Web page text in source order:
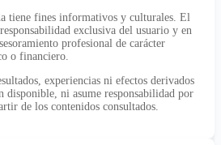
tiene fines informativos y culturales. El
exclusiva del usuario y en
profesional de carácter
o financiero.
experiencias ni efectos derivados
disponible, ni asume responsabilidad por
de los contenidos consultados.